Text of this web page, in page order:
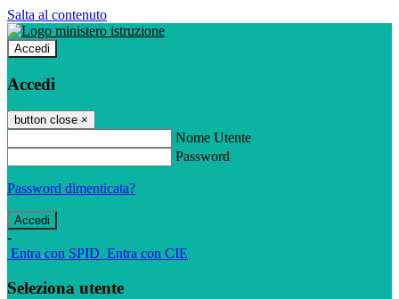
Salta al contenuto
Accedi
Accedi
button close ×
Nome Utente
Password
Password dimenticata?
-
Entra con SPID Entra con CIE
Seleziona utente